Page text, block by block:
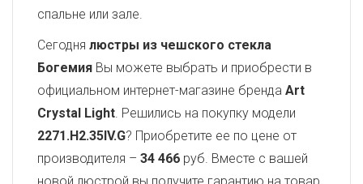
спальне или зале.
Сегодня люстры из чешского стекла
Богемия Вы можете выбрать и приобрести в
официальном интернет-магазине бренда Art
Crystal Light. Решились на покупку модели
2271.H2.35IV.G? Приобретите ее по цене от
производителя – 34 466 руб. Вместе с вашей